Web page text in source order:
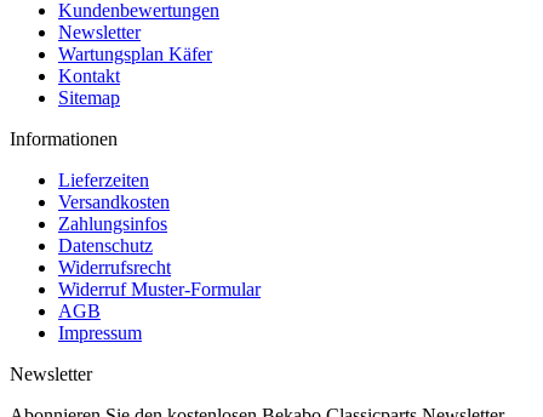
Kundenbewertungen
Newsletter
Wartungsplan Käfer
Kontakt
Sitemap
Informationen
Lieferzeiten
Versandkosten
Zahlungsinfos
Datenschutz
Widerrufsrecht
Widerruf Muster-Formular
AGB
Impressum
Newsletter